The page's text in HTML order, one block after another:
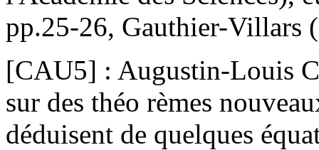
pp.25-26, Gauthier-Villars
[CAU5] : Augustin-Louis
sur des théo rèmes
déduisent de quelques